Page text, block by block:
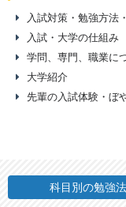
入試対策・勉強方法
入試・大学の仕組み
学問、専門、職業に
大学紹介
先輩の入試体験・ぼ
科目別の勉強法